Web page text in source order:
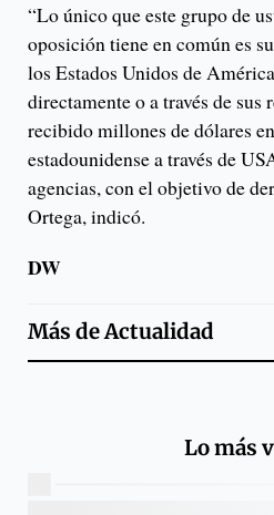
“Lo único que este grupo de
oposición tiene en común es
los Estados Unidos de
directamente o a través de sus
recibido millones de dólares
estadounidense a través de
agencias, con el objetivo de
Ortega, indicó.
DW
Más deActualidad
Lo más